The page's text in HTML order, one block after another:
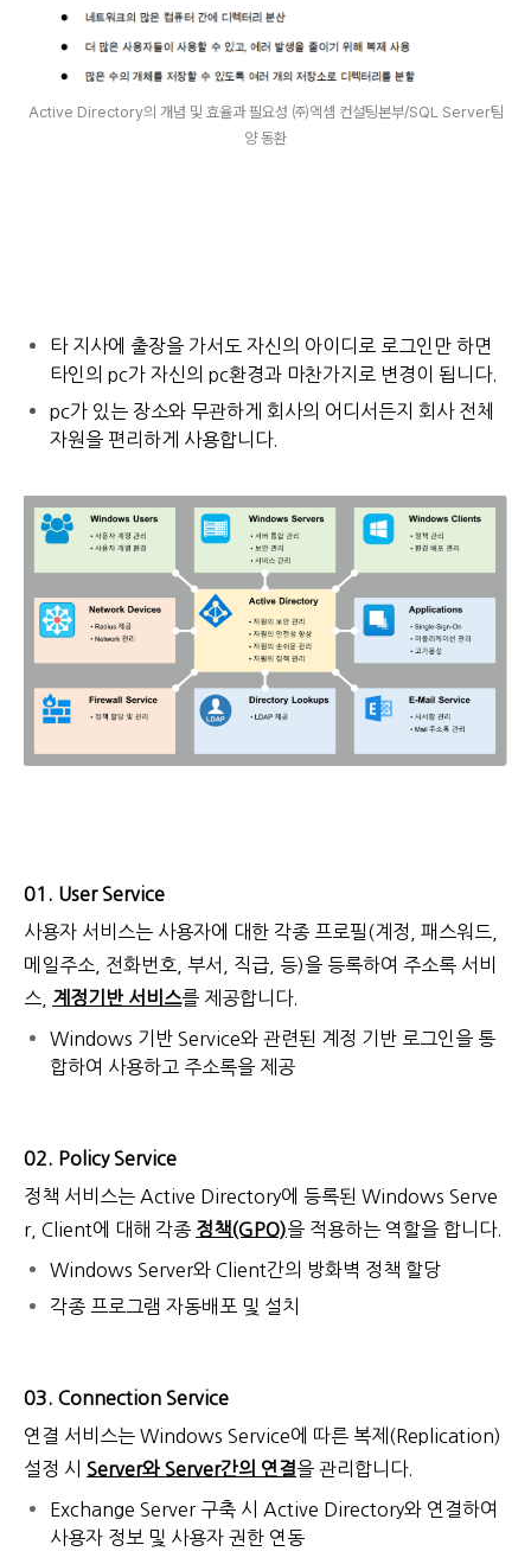
Active Directory의 개념 및 효율과 필요성 ㈜엑셈 컨설팅본부/SQL Server팀
양 동환
타 지사에 출장을 가서도 자신의 아이디로 로그인만 하면
타인의 pc가 자신의 pc환경과 마찬가지로 변경이 됩니다.
pc가 있는 장소와 무관하게 회사의 어디서든지 회사 전체
자원을 편리하게 사용합니다.
01. User Service
사용자 서비스는 사용자에 대한 각종 프로필(계정, 패스워드,
메일주소, 전화번호, 부서, 직급, 등)을 등록하여 주소록 서비
스, 계정기반 서비스를 제공합니다.
Windows 기반 Service와 관련된 계정 기반 로그인을 통
합하여 사용하고 주소록을 제공
02. Policy Service
정책 서비스는 Active Directory에 등록된 Windows Serve
r, Client에 대해 각종 정책(GPO)을 적용하는 역할을 합니다.
Windows Server와 Client간의 방화벽 정책 할당
각종 프로그램 자동배포 및 설치
03. Connection Service
연결 서비스는 Windows Service에 따른 복제(Replication)
설정 시 Server와 Server간의 연결을 관리합니다.
Exchange Server 구축 시 Active Directory와 연결하여
사용자 정보 및 사용자 권한 연동